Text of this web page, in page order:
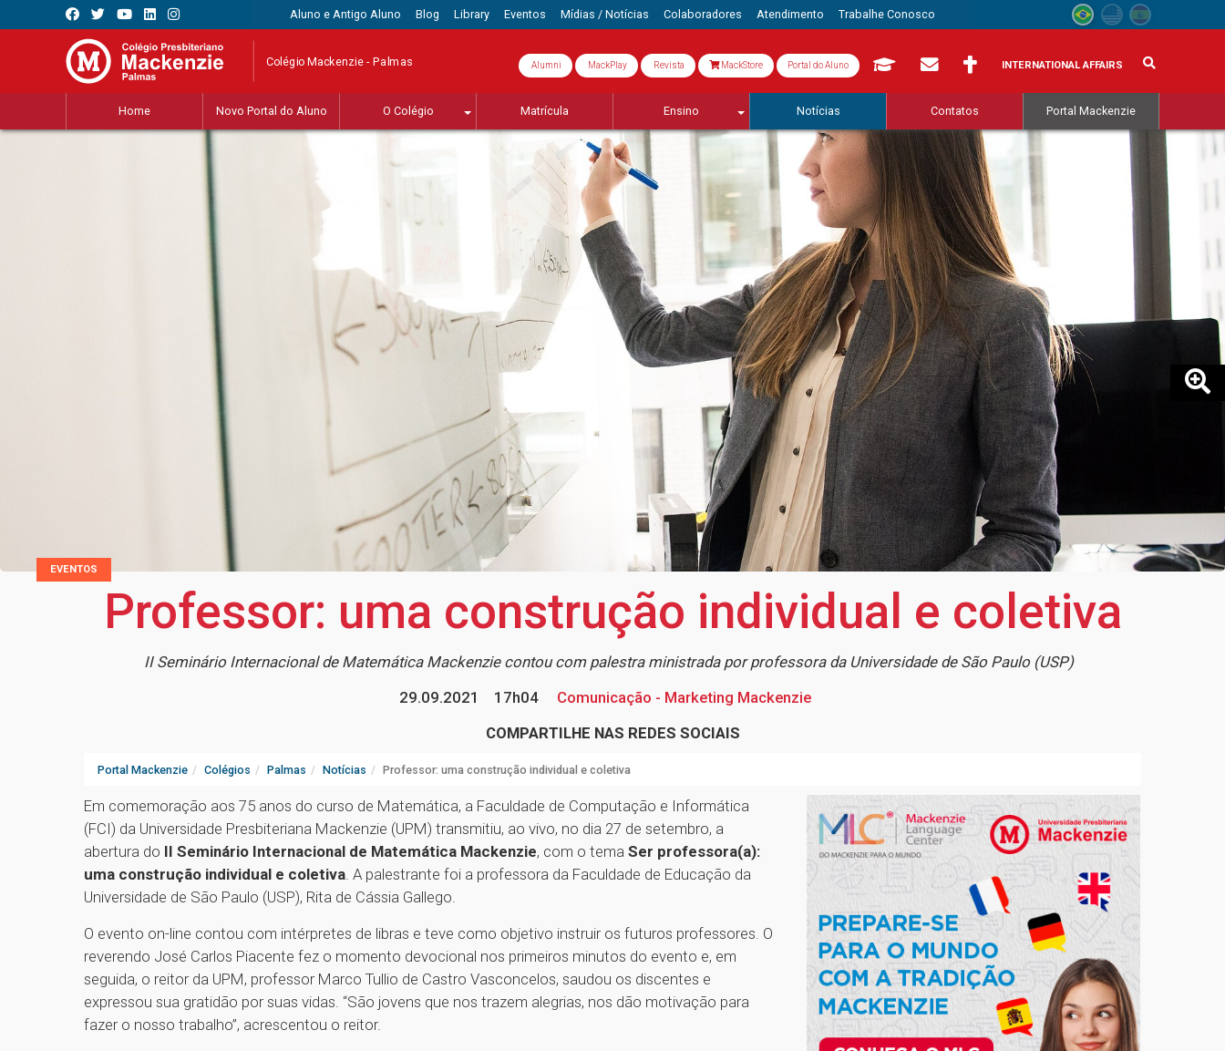
Aluno e Antigo Aluno Blog Library Eventos Mídias / Notícias Colaboradores Atendimento Trabalhe Conosco
Colégio Mackenzie - Palmas Alumni MackPlay Revista MackStore Portal do Aluno INTERNATIONAL AFFAIRS
Home Novo Portal do Aluno O Colégio Matrícula Ensino Notícias Contatos Portal Mackenzie
EVENTOS
Professor: uma construção individual e coletiva
II Seminário Internacional de Matemática Mackenzie contou com palestra ministrada por professora da Universidade de São Paulo (USP)
29.09.2021
17h04
Comunicação - Marketing Mackenzie
COMPARTILHE NAS REDES SOCIAIS
Portal Mackenzie Colégios Palmas Notícias Professor: uma construção individual e coletiva
Em comemoração aos 75 anos do curso de Matemática, a Faculdade de Computação e Informática
(FCI) da Universidade Presbiteriana Mackenzie (UPM) transmitiu, ao vivo, no dia 27 de setembro, a
abertura do II Seminário Internacional de Matemática Mackenzie, com o tema Ser professora(a):
uma construção individual e coletiva. A palestrante foi a professora da Faculdade de Educação da
Universidade de São Paulo (USP), Rita de Cássia Gallego.
O evento on-line contou com intérpretes de libras e teve como objetivo instruir os futuros professores. O
reverendo José Carlos Piacente fez o momento devocional nos primeiros minutos do evento e, em
seguida, o reitor da UPM, professor Marco Tullio de Castro Vasconcelos, saudou os discentes e
expressou sua gratidão por suas vidas. “São jovens que nos trazem alegrias, nos dão motivação para
fazer o nosso trabalho”, acrescentou o reitor.